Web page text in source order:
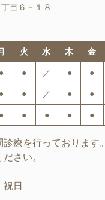
目６－１８
火 水 木 金
● ● ／ ● ●
● ● ／ ● ●
● ● ● ● ●
療を行っております。
さい。
祝日